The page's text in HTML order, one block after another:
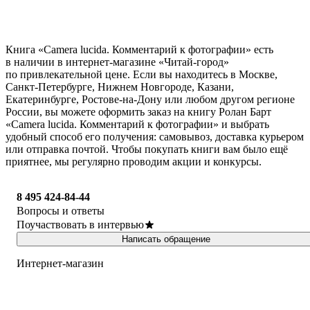
Книга «Camera lucida. Комментарий к фотографии» есть
в наличии в интернет-магазине «Читай-город»
по привлекательной цене. Если вы находитесь в Москве,
Санкт-Петербурге, Нижнем Новгороде, Казани,
Екатеринбурге, Ростове-на-Дону или любом другом регионе
России, вы можете оформить заказ на книгу Ролан Барт
«Camera lucida. Комментарий к фотографии» и выбрать
удобный способ его получения: самовывоз, доставка курьером
или отправка почтой. Чтобы покупать книги вам было ещё
приятнее, мы регулярно проводим акции и конкурсы.
8 495 424-84-44
Вопросы и ответы
Поучаствовать в интервью
Написать обращение
Интернет-магазин